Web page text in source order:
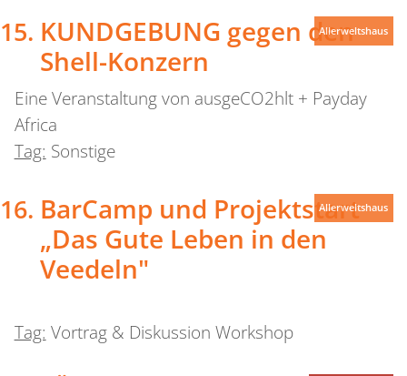
KUNDGEBUNG gegen den
Shell-Konzern
Eine Veranstaltung von ausgeCO2hlt + Payday
Africa
Tag: Sonstige
Allerweltshaus
BarCamp und Projektstart
„Das Gute Leben in den
Veedeln"
Tag: Vortrag & Diskussion Workshop
Allerweltshaus